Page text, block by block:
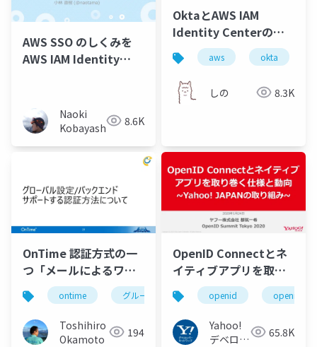
AWS SSO のしくみを
AWS IAM Identity
Naoki
Kobayashi
8.6K
OktaとAWS IAM
Identity Centerの連
携をしてみた
aws okta
しの 8.3K
OnTime 認証方式の一
つ「メールによるワン
タイムトークン発行」
画面サンプル」
ontime グループカレンダー グループスケジュール
Toshihiro
Okamoto
194
OpenID Connectとネ
イティブアプリを取り
巻く仕様と動向 Yahoo!
JAPANの取り組み
#openid
#openid_tokyo
openid
Yahoo!
デベロッ
65.8K